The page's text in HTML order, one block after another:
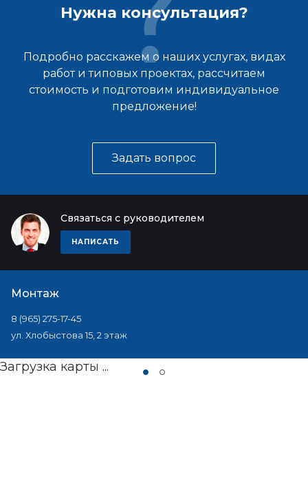
Нужна консультация?
Подробно расскажем о наших услугах, видах
работ и типовых проектах, рассчитаем
стоимость и подготовим индивидуальное
предложение!
Задать вопрос
Связаться с руководителем
НАПИСАТЬ
Монтаж
8 (965) 275-17-45
ул. Хлобыстова 15, 2 этаж
Загрузка карты ...